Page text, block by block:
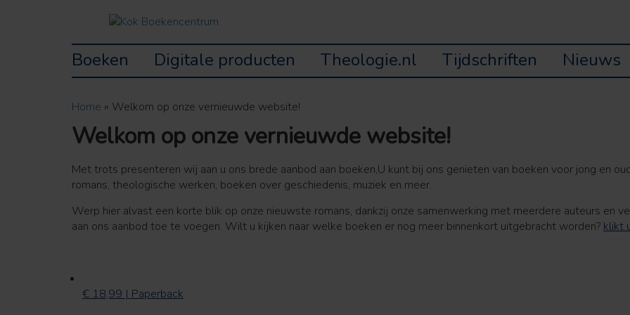
Boeken Digitale producten Theologie.nl Tijdschriften Nieuws
Home » Welkom op onze vernieuwde website!
Welkom op onze vernieuwde website!
Met trots presenteren wij aan u ons brede aanbod aan boeken,U kunt bij ons genieten van boeken voor jong en
romans, theologische werken, boeken over geschiedenis, muziek en meer.
Werp hier alvast een korte blik op onze nieuwste romans, dankzij onze samenwerking met meerdere auteurs en
aan ons aanbod toe te voegen. Wilt u kijken naar welke boeken er nog meer binnenkort uitgebracht worden? klikt
€ 18,99 | Paperback